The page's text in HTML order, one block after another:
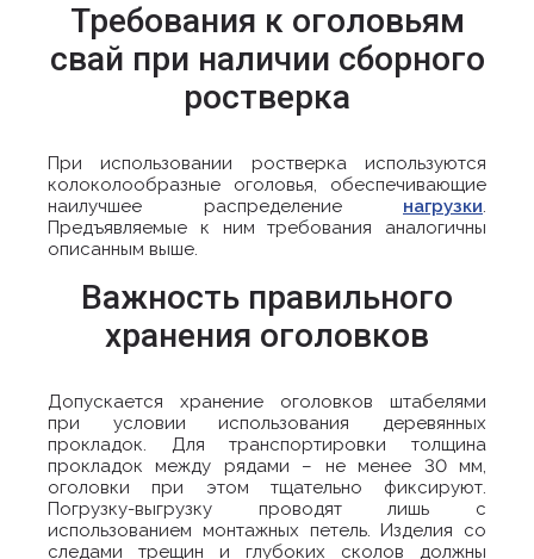
Требования к оголовьям
свай при наличии сборного
ростверка
При использовании ростверка используются
колоколообразные оголовья, обеспечивающие
наилучшее распределение
нагрузки.
Предъявляемые к ним требования аналогичны
описанным выше.
Важность правильного
хранения оголовков
Допускается хранение оголовков штабелями
при условии использования деревянных
прокладок. Для транспортировки толщина
прокладок между рядами – не менее 30 мм,
оголовки при этом тщательно фиксируют.
Погрузку-выгрузку проводят лишь с
использованием монтажных петель. Изделия со
следами трещин и глубоких сколов должны